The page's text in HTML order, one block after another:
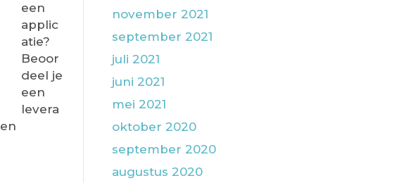
een
applic
atie?
Beoor
deel je
een
levera
november 2021
september 2021
juli 2021
juni 2021
mei 2021
oktober 2020
september 2020
augustus 2020